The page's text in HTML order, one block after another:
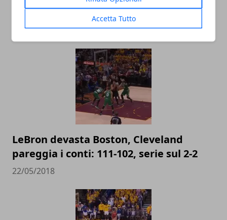
Accetta Tutto
redditizio business di LeBron James
05/07/2021
LeBron devasta Boston, Cleveland
pareggia i conti: 111-102, serie sul 2-2
22/05/2018